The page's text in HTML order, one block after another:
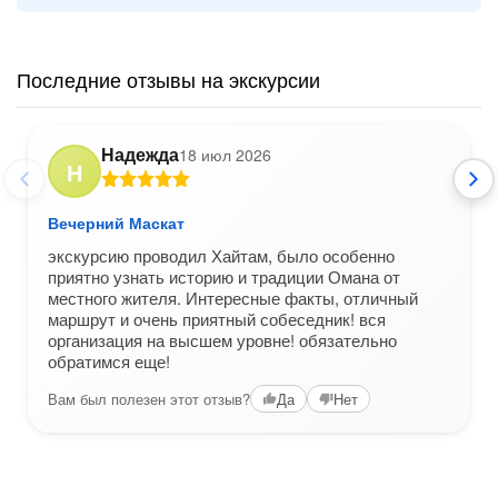
Последние отзывы на экскурсии
Н
Надежда18 июл 2026
Вечерний Маскат
экскурсию проводил Хайтам, было особенно
приятно узнать историю и традиции Омана от
местного жителя. Интересные факты, отличный
маршрут и очень приятный собеседник! вся
организация на высшем уровне! обязательно
обратимся еще!
Вам был полезен этот отзыв? Да Нет